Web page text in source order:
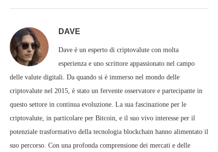
DAVE
Dave è un esperto di criptovalute con molta
esperienza e uno scrittore appassionato nel campo
delle valute digitali. Da quando si è immerso nel mondo delle
criptovalute nel 2015, è stato un fervente osservatore e partecipante in
questo settore in continua evoluzione. La sua fascinazione per le
criptovalute, in particolare per Bitcoin, e il suo vivo interesse per il
potenziale trasformativo della tecnologia blockchain hanno alimentato il
suo percorso. Con una profonda comprensione dei mercati e delle